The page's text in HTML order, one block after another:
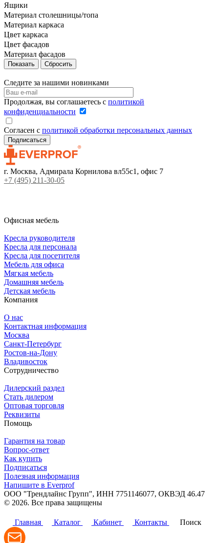
Ящики
Материал столешницы/топа
Материал каркаса
Цвет каркаса
Цвет фасадов
Материал фасадов
Сбросить
Следите за нашими новинками
Продолжая, вы соглашаетесь с политикой
конфиденциальности
Согласен с политикой обработки персональных данных
г. Москва, Адмирала Корнилова вл55с1, офис 7
+7 (495) 211-30-05
Офисная мебель
Кресла руководителя
Кресла для персонала
Кресла для посетителя
Мебель для офиса
Мягкая мебель
Домашняя мебель
Детская мебель
Компания
О нас
Контактная информация
Москва
Санкт-Петербург
Ростов-на-Дону
Владивосток
Сотрудничество
Дилерский раздел
Стать дилером
Оптовая торговля
Реквизиты
Помощь
Гарантия на товар
Вопрос-ответ
Как купить
Подписаться
Полезная информация
Напишите в Everprof
ООО "Трендлайнс Групп", ИНН 7751146077, ОКВЭД 46.47
© 2026. Все права защищены
Главная
Каталог Кабинет Контакты Поиск